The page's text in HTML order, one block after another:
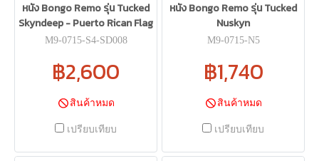
หนัง Bongo Remo รุ่น Tucked
Skyndeep - Puerto Rican Flag
M9-0715-S4-SD008
฿2,600
สินค้าหมด
เปรียบเทียบ
หนัง Bongo Remo รุ่น Tucked
Nuskyn
M9-0715-N5
฿1,740
สินค้าหมด
เปรียบเทียบ